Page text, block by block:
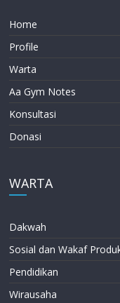
Home
Profile
Warta
Aa Gym Notes
Konsultasi
Donasi
WARTA
Dakwah
Sosial dan Wakaf
Pendidikan
Wirausaha